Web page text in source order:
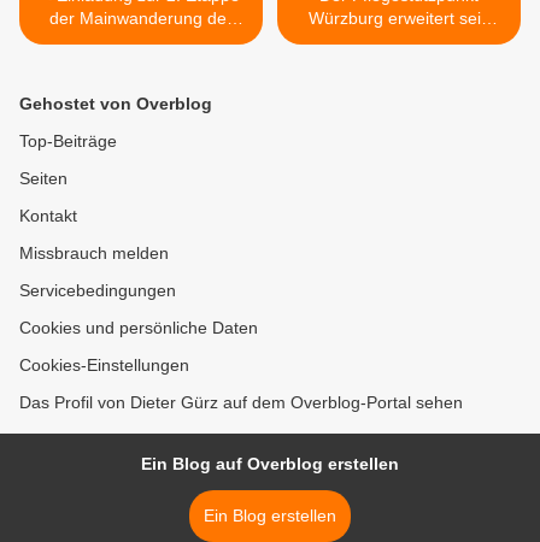
der Mainwanderung der
NaturFreunde von
Würzburg erweitert sein
Angebot für Ratsuchende >
Gehostet von Overblog
Top-Beiträge
Seiten
Kontakt
Missbrauch melden
Servicebedingungen
Cookies und persönliche Daten
Cookies-Einstellungen
Das Profil von Dieter Gürz auf dem Overblog-Portal sehen
Ein Blog auf Overblog erstellen
Ein Blog erstellen